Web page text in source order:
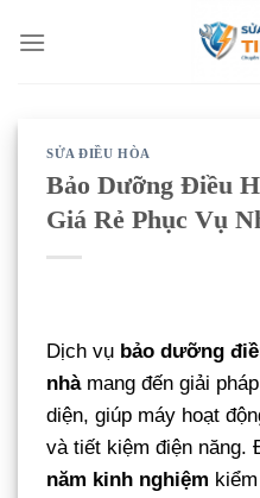
qua
SỬA ĐIỀU HÒA
Bảo Dưỡng Điều
Giá Rẻ Phục Vụ
Dịch vụ bảo dưỡng
nhàmang đến giải
diện, giúp máy hoạt
và tiết kiệm điện năng.
năm kinh nghiệm